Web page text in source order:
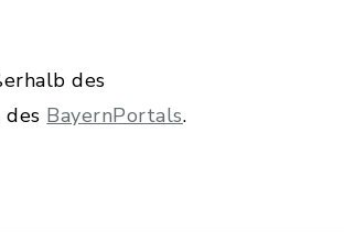
des
BayernPortals.